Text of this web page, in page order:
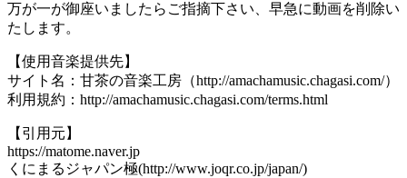
万が一が御座いましたらご指摘下さい、早急に動画を削除い
たします。
【使用音楽提供先】
サイト名：甘茶の音楽工房（http://amachamusic.chagasi.com/）
利用規約：http://amachamusic.chagasi.com/terms.html
【引用元】
https://matome.naver.jp
くにまるジャパン極(http://www.joqr.co.jp/japan/)